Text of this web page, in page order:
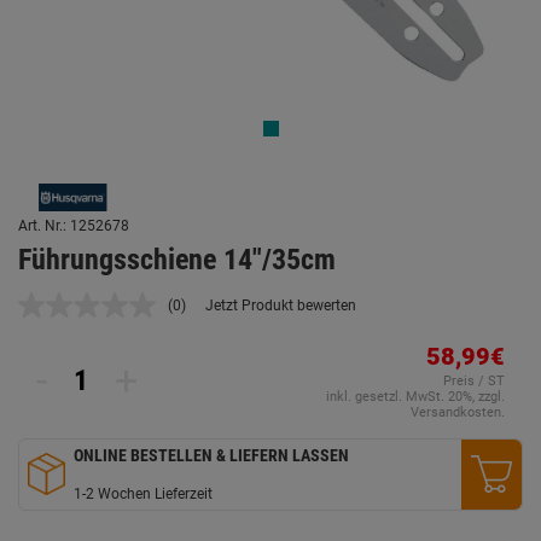
Art. Nr.: 1252678
Führungsschiene 14"/35cm
Kein
(0) Jetzt Produkt bewerten
58,99€
Preis / ST
inkl. gesetzl. MwSt. 20%, zzgl.
Versandkosten.
ONLINE BESTELLEN & LIEFERN LASSEN
1-2 Wochen Lieferzeit